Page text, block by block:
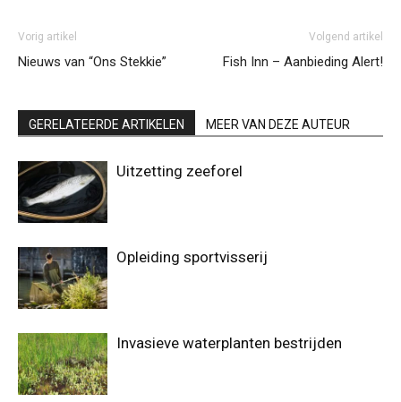
Vorig artikel
Nieuws van “Ons Stekkie”
Volgend artikel
Fish Inn – Aanbieding Alert!
GERELATEERDE ARTIKELEN MEER VAN DEZE AUTEUR
Uitzetting zeeforel
Opleiding sportvisserij
Invasieve waterplanten bestrijden